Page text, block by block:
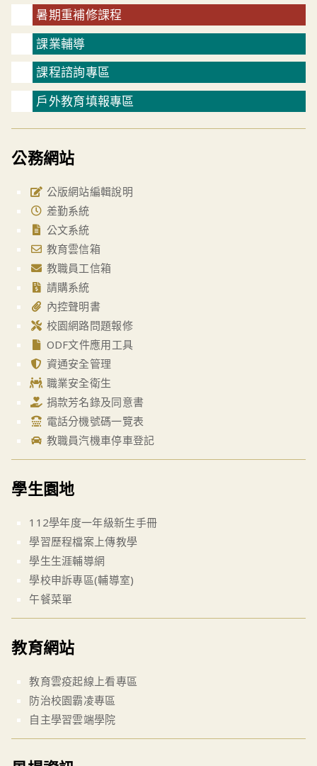
暑期重補修課程
課業輔導
課程諮詢專區
戶外教育填報專區
公務網站
公版網站編輯說明
差勤系統
公文系統
教育雲信箱
教職員工信箱
請購系統
內控聲明書
校園網路問題報修
ODF文件應用工具
資通安全管理
職業安全衛生
捐款芳名錄及同意書
電話分機號碼一覽表
教職員汽機車停車登記
學生園地
112學年度一年級新生手冊
學習歷程檔案上傳教學
學生生涯輔導網
學校申訴專區(輔導室)
午餐菜單
教育網站
教育雲疫起線上看專區
防治校園霸凌專區
自主學習雲端學院